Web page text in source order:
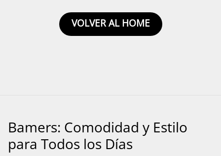
VOLVER AL HOME
Bamers: Comodidad y Estilo
para Todos los Días